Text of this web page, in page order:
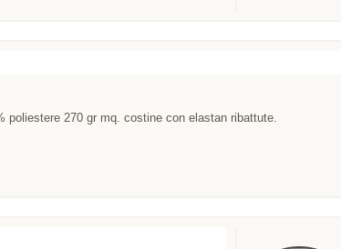
poliestere 270 gr mq. costine con elastan ribattute.